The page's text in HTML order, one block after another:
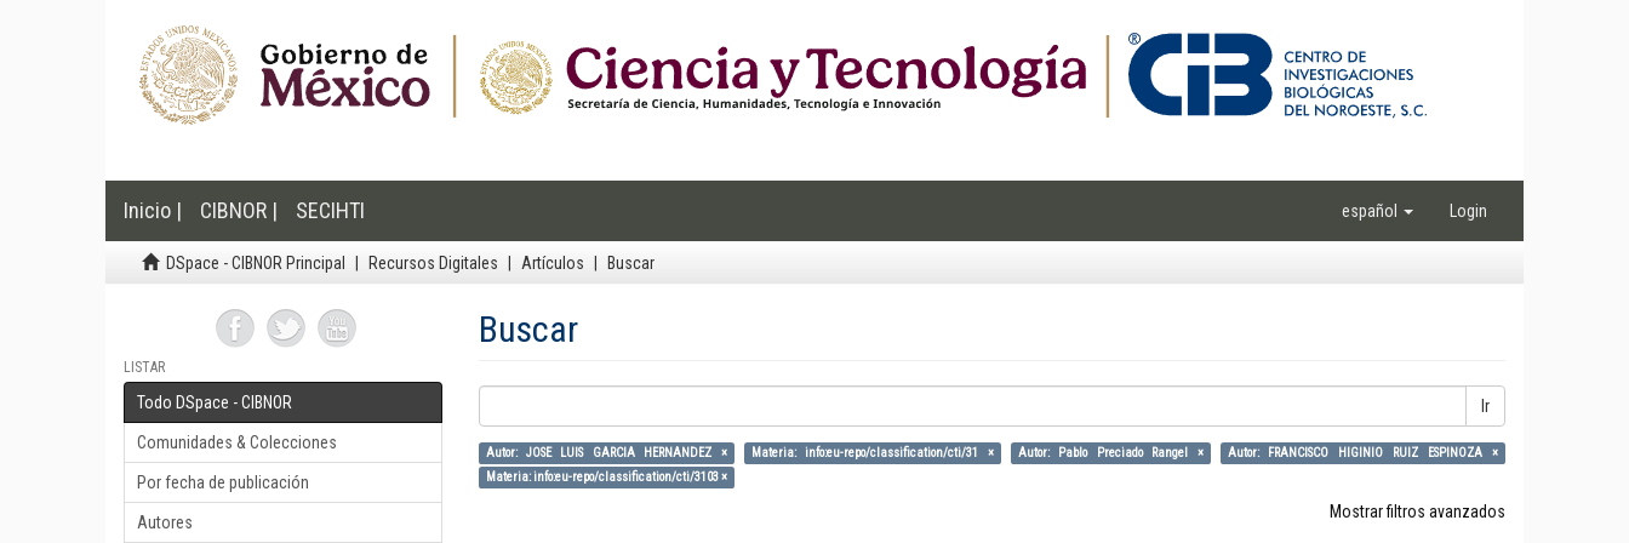
Inicio | CIBNOR | SECIHTI español Login
DSpace - CIBNOR Principal Recursos Digitales Artículos Buscar
LISTAR
Todo DSpace - CIBNOR
Comunidades & Colecciones
Por fecha de publicación
Autores
Buscar
Ir
Autor: JOSE LUIS GARCIA HERNANDEZ × Materia: info:eu-repo/classification/cti/31 × Autor: Pablo Preciado Rangel ×
Autor: FRANCISCO HIGINIO RUIZ ESPINOZA ×
Materia: info:eu-repo/classification/cti/3103 ×
Mostrar filtros avanzados